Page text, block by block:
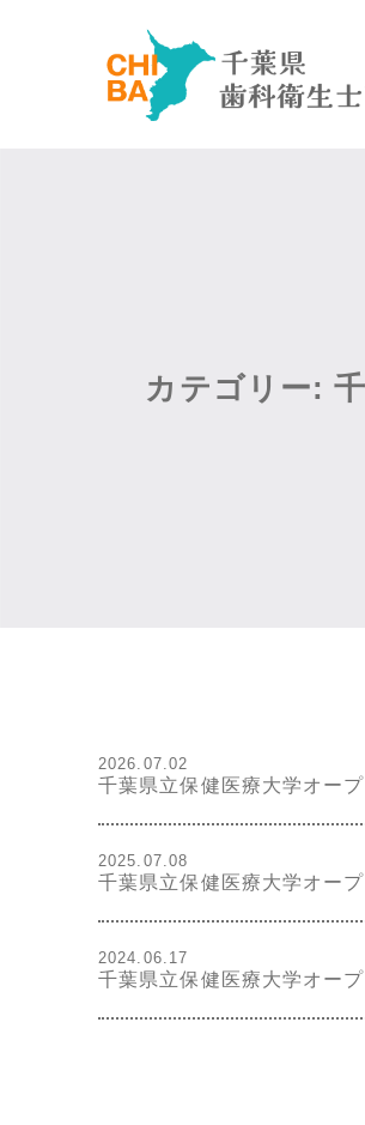
カテゴリー:
2026.07.02
千葉県立保健医療大学オー
2025.07.08
千葉県立保健医療大学オー
2024.06.17
千葉県立保健医療大学オー